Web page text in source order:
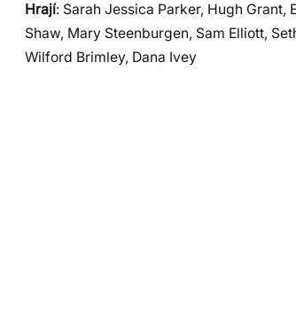
Hrají: Sarah Jessica Parker, Hugh Grant,
Shaw, Mary Steenburgen, Sam Elliott,
Wilford Brimley, Dana Ivey